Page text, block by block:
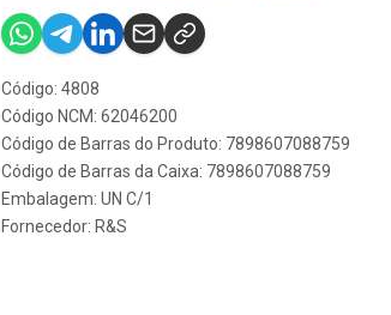
Código: 4808
Código NCM: 62046200
Código de Barras do Produto: 7898607088759
Código de Barras da Caixa: 7898607088759
Embalagem: UN C/1
Fornecedor: R&S